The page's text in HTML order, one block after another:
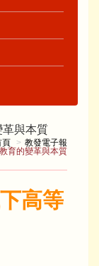
革與本質
教發電子報
育的變革與本質
高等